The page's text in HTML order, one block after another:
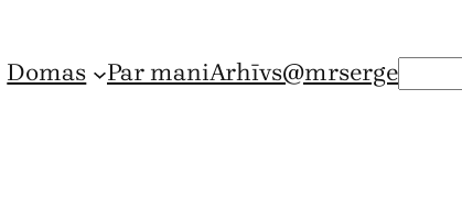
Domas Par maniArhīvs@mrsergeSearch